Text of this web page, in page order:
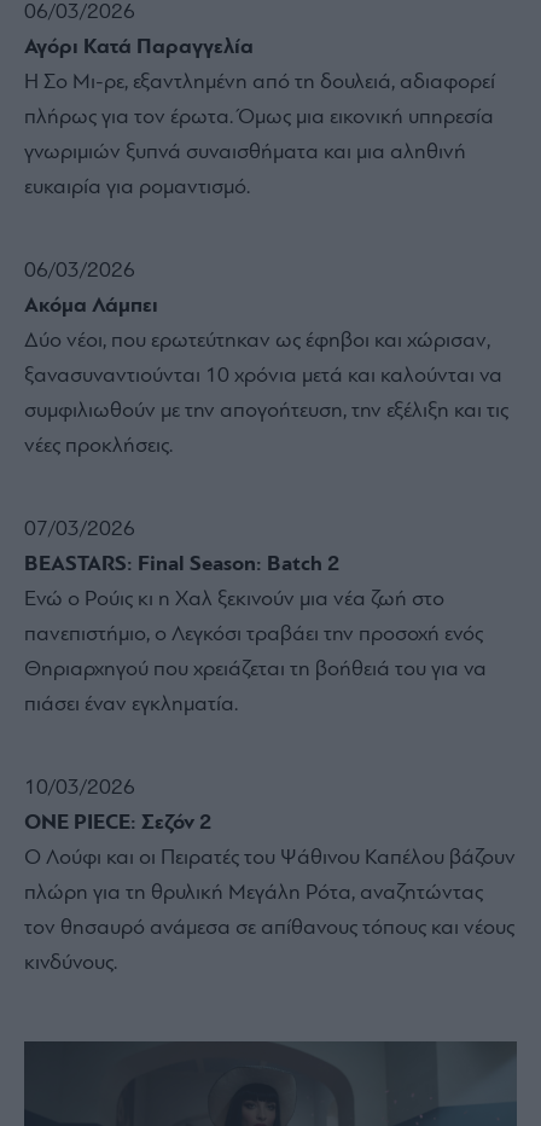
06/03/2026
Αγόρι Κατά Παραγγελία
Η Σο Μι-ρε, εξαντλημένη από τη δουλειά, αδιαφορεί
πλήρως για τον έρωτα. Όμως μια εικονική υπηρεσία
γνωριμιών ξυπνά συναισθήματα και μια αληθινή
ευκαιρία για ρομαντισμό.
06/03/2026
Ακόμα Λάμπει
Δύο νέοι, που ερωτεύτηκαν ως έφηβοι και χώρισαν,
ξανασυναντιούνται 10 χρόνια μετά και καλούνται να
συμφιλιωθούν με την απογοήτευση, την εξέλιξη και τις
νέες προκλήσεις.
07/03/2026
BEASTARS: Final Season: Batch 2
Ενώ ο Ρούις κι η Χαλ ξεκινούν μια νέα ζωή στο
πανεπιστήμιο, ο Λεγκόσι τραβάει την προσοχή ενός
Θηριαρχηγού που χρειάζεται τη βοήθειά του για να
πιάσει έναν εγκληματία.
10/03/2026
ONE PIECE: Σεζόν 2
Ο Λούφι και οι Πειρατές του Ψάθινου Καπέλου βάζουν
πλώρη για τη θρυλική Μεγάλη Ρότα, αναζητώντας
τον θησαυρό ανάμεσα σε απίθανους τόπους και νέους
κινδύνους.